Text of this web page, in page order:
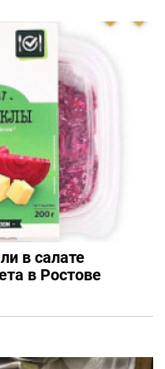
в салате
в Ростове